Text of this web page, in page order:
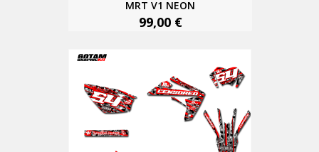
MRT V1 NEON
99,00 €